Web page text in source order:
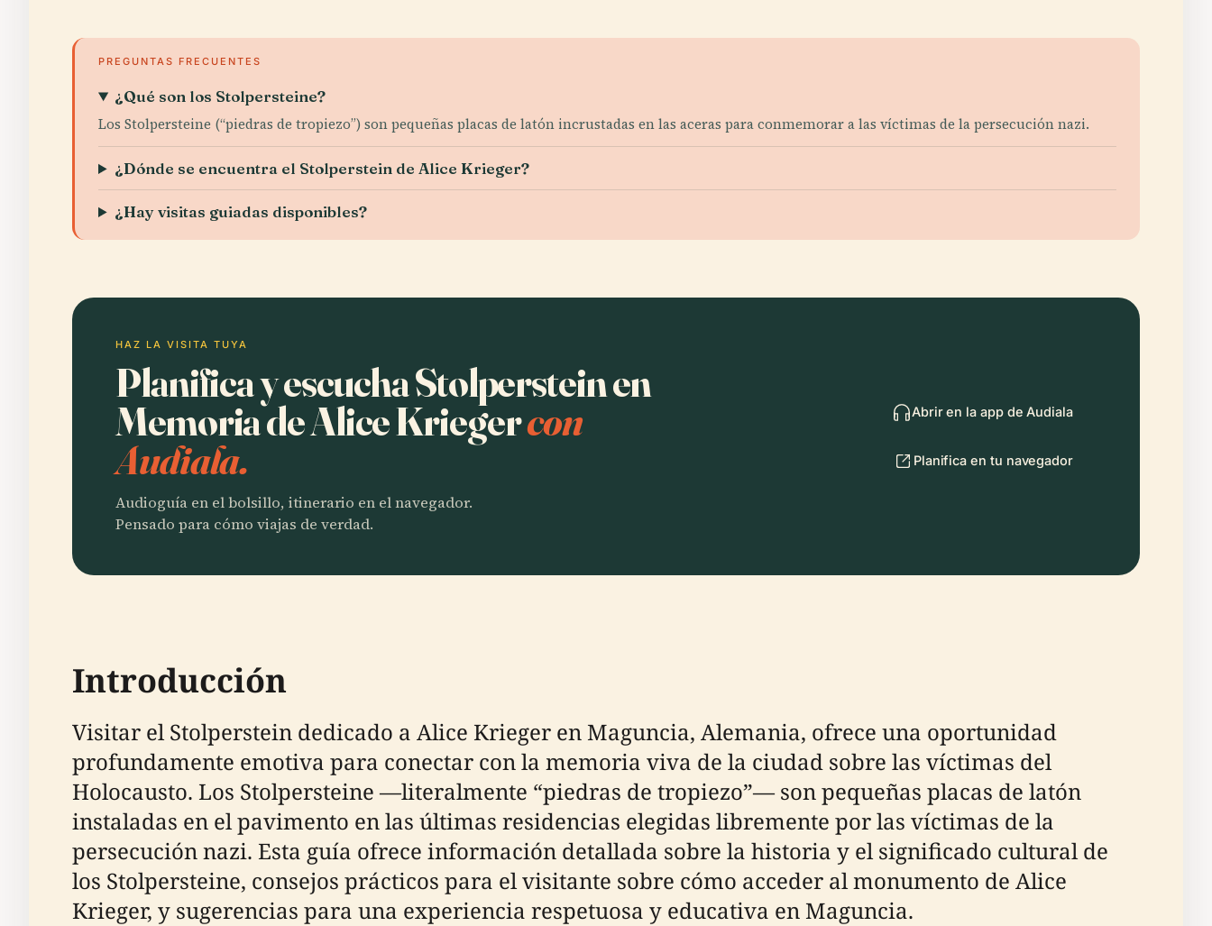
PREGUNTAS FRECUENTES
¿Qué son los Stolpersteine?
Los Stolpersteine (“piedras de tropiezo”) son pequeñas placas de latón incrustadas en las aceras para conmemorar a las víctimas de la persecución nazi.
¿Dónde se encuentra el Stolperstein de Alice Krieger?
¿Hay visitas guiadas disponibles?
HAZ LA VISITA TUYA
Planifica y escucha Stolperstein en
Memoria de Alice Kriegercon
Audiala.
Audioguía en el bolsillo, itinerario en el navegador.
Pensado para cómo viajas de verdad.
Abrir en la app de Audiala
Planifica en tu navegador
Introducción
Visitar el Stolperstein dedicado a Alice Krieger en Maguncia, Alemania, ofrece una oportunidad
profundamente emotiva para conectar con la memoria viva de la ciudad sobre las víctimas del
Holocausto. Los Stolpersteine —literalmente “piedras de tropiezo”— son pequeñas placas de latón
instaladas en el pavimento en las últimas residencias elegidas libremente por las víctimas de la
persecución nazi. Esta guía ofrece información detallada sobre la historia y el significado cultural de
los Stolpersteine, consejos prácticos para el visitante sobre cómo acceder al monumento de Alice
Krieger, y sugerencias para una experiencia respetuosa y educativa en Maguncia.